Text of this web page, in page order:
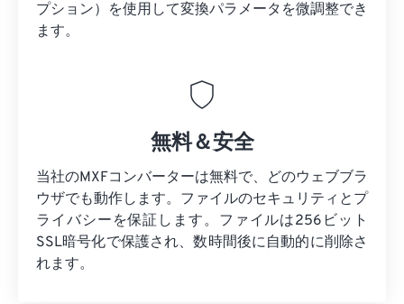
プション）を使用して変換パラメータを微調整でき
ます。
無料＆安全
当社のMXFコンバーターは無料で、どのウェブブラ
ウザでも動作します。ファイルのセキュリティとプ
ライバシーを保証します。ファイルは256ビット
SSL暗号化で保護され、数時間後に自動的に削除さ
れます。